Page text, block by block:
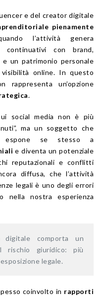
e del creator digitale
pienamente
l’attività genera
con brand,
un patrimonio personale
online. In questo
un’opzione
.
social media non è più
ma un soggetto che
se stesso a
e diventa un potenziale
reputazionali e conflitti
diffusa, che l’attività
legali è uno degli errori
nella nostra esperienza
comporta un
rischio giuridico: più
legale.
coinvolto in rapporti